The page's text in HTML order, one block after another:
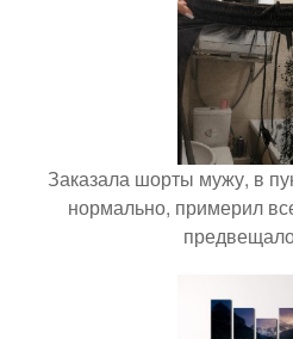
Заказала шорты мужу, в
нормально, примерил